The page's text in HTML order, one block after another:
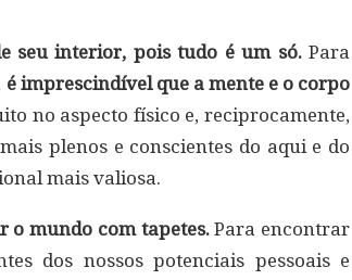
seu interior, pois tudo é um só.Para
é imprescindível que a mente e o corpo
no aspecto físico e, reciprocamente,
plenos e conscientes do aqui e do
mais valiosa.
o mundo com tapetes.Para encontrar
dos nossos potenciais pessoais e